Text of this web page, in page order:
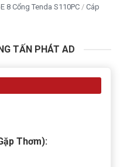
8 Cổng Tenda S110PC
Cáp
TẤN PHÁT AD
Thơm):